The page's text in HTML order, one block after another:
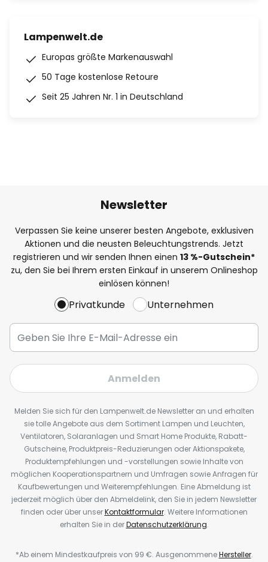
Lampenwelt.de
Europas größte Markenauswahl
50 Tage kostenlose Retoure
Seit 25 Jahren Nr. 1 in Deutschland
Newsletter
Verpassen Sie keine unserer besten Angebote, exklusiven
Aktionen und die neusten Beleuchtungstrends. Jetzt
registrieren und wir senden Ihnen einen 13 %-Gutschein*
zu, den Sie bei Ihrem ersten Einkauf in unserem Onlineshop
einlösen können!
Privatkunde Unternehmen
Anmelden
Melden Sie sich für den Lampenwelt.de Newsletter an und erhalten
sie tolle Angebote aus dem Sortiment Lampen und Leuchten,
Ventilatoren, Solaranlagen und Smart Home Produkte, Rabatt-
Gutscheine, Produktpreis-Reduzierungen oder Aktionspakete,
Produktempfehlungen und -vorstellungen sowie Inhalte von
möglichen Kooperationspartnern und Umfragen sowie Anfragen für
Kaufbewertungen und Weiterempfehlungen. Eine Abmeldung ist
jederzeit möglich über den Abmeldelink, den Sie in jedem Newsletter
finden oder über unserKontaktformular. Weitere Informationen
erhalten Sie in derDatenschutzerklärung.
*Ab einem Mindestkaufpreis von 99 €. AusgenommeneHersteller.